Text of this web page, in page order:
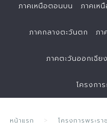
ภาคเหนือตอนบน ภาคเห
ภาคกลางตะวันตก ภา
ภาคตะวันออกเฉีย
โครงกา
หน้าแรก
โครงการพระร